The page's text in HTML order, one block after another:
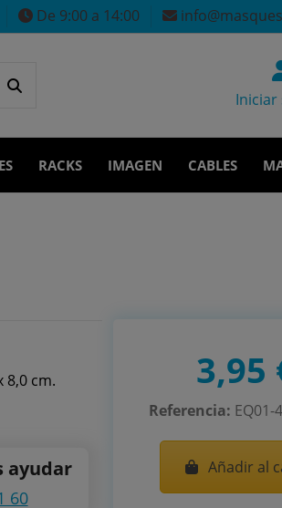
De 9:00 a 14:00
Iniciar
RACKS IMAGEN CABLES
8,0 cm.
ayudar
60
3,95
Referencia: EQ01-
Añadir al